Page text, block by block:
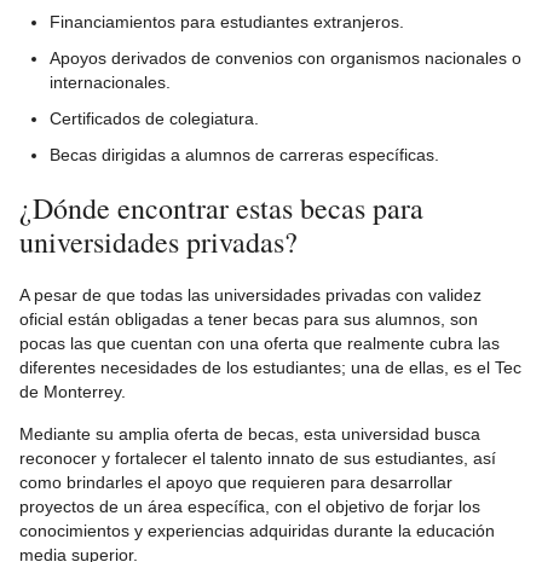
Financiamientos para estudiantes extranjeros.
Apoyos derivados de convenios con organismos nacionales o
internacionales.
Certificados de colegiatura.
Becas dirigidas a alumnos de carreras específicas.
¿Dónde encontrar estas becas para
universidades privadas?
A pesar de que todas las universidades privadas con validez
oficial están obligadas a tener becas para sus alumnos, son
pocas las que cuentan con una oferta que realmente cubra las
diferentes necesidades de los estudiantes; una de ellas, es el Tec
de Monterrey.
Mediante su amplia oferta de becas, esta universidad busca
reconocer y fortalecer el talento innato de sus estudiantes, así
como brindarles el apoyo que requieren para desarrollar
proyectos de un área específica, con el objetivo de forjar los
conocimientos y experiencias adquiridas durante la educación
media superior.